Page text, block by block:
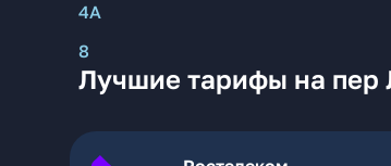
4А
8
Лучшие тарифы на пер